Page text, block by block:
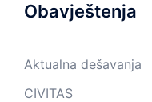
Obavještenja
Aktualna dešavanja
CIVITAS